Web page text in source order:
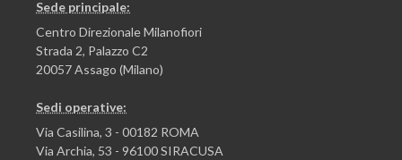
Sede principale:
Centro Direzionale Milanofiori
Strada 2, Palazzo C2
20057 Assago (Milano)
Sedi operative:
Via Casilina, 3 - 00182 ROMA
Via Archia, 53 - 96100 SIRACUSA